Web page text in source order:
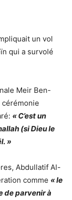
un vol
qui a survolé
Meir Ben-
cérémonie
« C’est un
(si Dieu le
»
Abdullatif Al-
comme « le
de parvenir à